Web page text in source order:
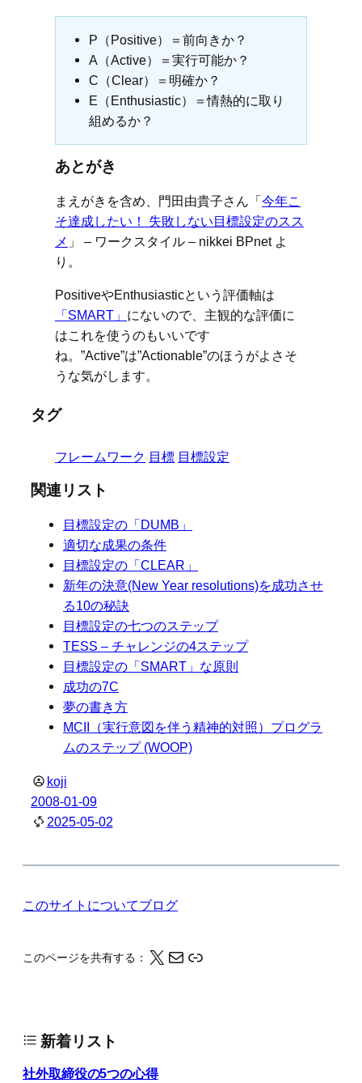
P（Positive）＝前向きか？
A（Active）＝実行可能か？
C（Clear）＝明確か？
E（Enthusiastic）＝情熱的に取り
組めるか？
あとがき
まえがきを含め、門田由貴子さん「今年こ
そ達成したい！ 失敗しない目標設定のスス
メ 」 – ワークスタイル – nikkei BPnet よ
り。
PositiveやEnthusiasticという評価軸は
「SMART」 にないので、主観的な評価に
はこれを使うのもいいです
ね。”Active”は”Actionable”のほうがよさそ
うな気がします。
タグ
フレームワーク 目標 目標設定
関連リスト
目標設定の「DUMB」
適切な成果の条件
目標設定の「CLEAR」
新年の決意(New Year resolutions)を成功させ
る10の秘訣
目標設定の七つのステップ
TESS – チャレンジの4ステップ
目標設定の「SMART」な原則
成功の7C
夢の書き方
MCII（実行意図を伴う精神的対照）プログラ
ムのステップ (WOOP)
koji
2008-01-09
2025-05-02
このサイトについてブログ
このページを共有する： X メール このページの情報をクリップボードにコピーする
新着リスト
社外取締役の5つの心得